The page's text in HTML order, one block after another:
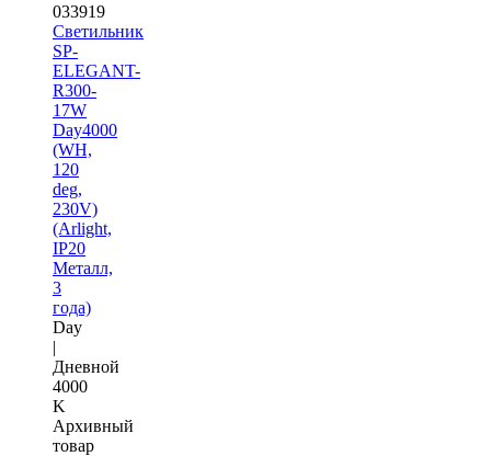
033919
Светильник
SP-
ELEGANT-
R300-
17W
Day4000
(WH,
120
deg,
230V)
(Arlight,
IP20
Металл,
3
года)
Day
|
Дневной
4000
K
Архивный
товар